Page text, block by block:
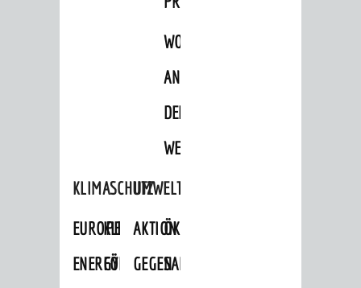
WOHNBEBAUUNG
AN
DER
WEINBERGSTRASSE
KLIMASCHUTZ
EUROPEAN
ENERGY
KLIMASCHUTZ-
FÖRDERPROGRAMME
UMWELTSCHUTZ
AKTION
GEGEN
ÖKOLOGISCHE
SANIERUNG/WAIDSEE